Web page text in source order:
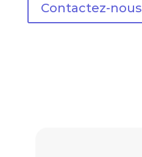
Contactez-nous